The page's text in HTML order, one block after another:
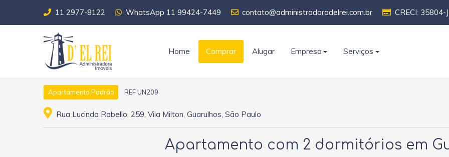
11 2977-8122 WhatsApp 11 99424-7449 contato@administradoradelrei.com.br CRECI: 35804-J
Home Comprar Alugar Empresa Serviços
Apartamento Padrão REF UN209
Rua Lucinda Rabello, 259, Vila Milton, Guarulhos, São Paulo
Apartamento com 2 dormitórios em